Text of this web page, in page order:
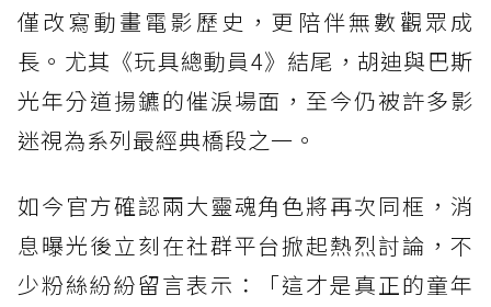
僅改寫動畫電影歷史，更陪伴無數觀眾成
長。尤其《玩具總動員4》結尾，胡迪與巴斯
光年分道揚鑣的催淚場面，至今仍被許多影
迷視為系列最經典橋段之一。
如今官方確認兩大靈魂角色將再次同框，消
息曝光後立刻在社群平台掀起熱烈討論，不
少粉絲紛紛留言表示：「這才是真正的童年